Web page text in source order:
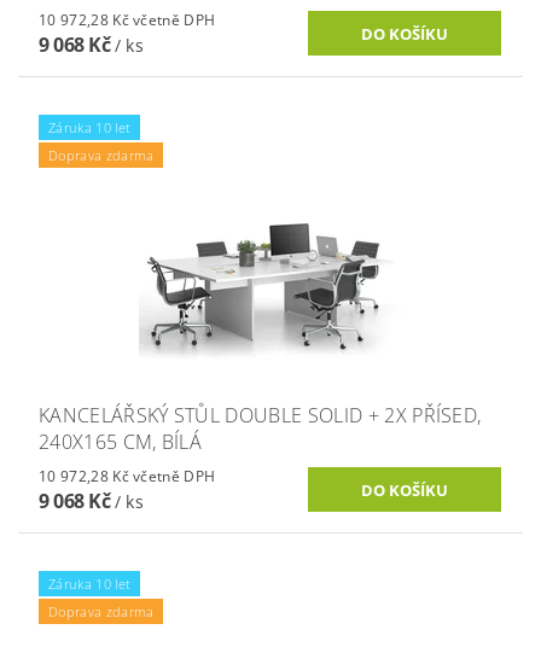
10 972,28 Kč včetně DPH
9 068 Kč/ ks
Záruka 10 let
Doprava zdarma
KANCELÁŘSKÝ STŮL DOUBLE SOLID + 2X PŘÍSED,
240X165 CM, BÍLÁ
10 972,28 Kč včetně DPH
9 068 Kč/ ks
Záruka 10 let
Doprava zdarma